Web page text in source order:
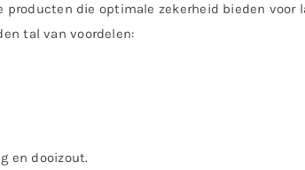
producten die optimale zekerheid bieden voor
tal van voordelen:
en dooizout.